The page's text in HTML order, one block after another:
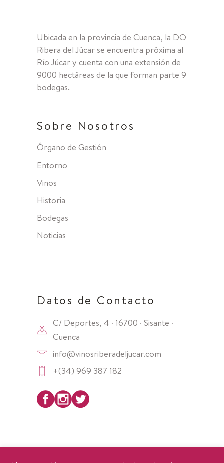
Ubicada en la provincia de Cuenca, la DO
Ribera del Júcar se encuentra próxima al
Río Júcar y cuenta con una extensión de
9000 hectáreas de la que forman parte 9
bodegas.
Sobre Nosotros
Órgano de Gestión
Entorno
Vinos
Historia
Bodegas
Noticias
Datos de Contacto
C/ Deportes, 4 · 16700 · Sisante ·
Cuenca
info@vinosriberadeljucar.com
+(34) 969 387 182